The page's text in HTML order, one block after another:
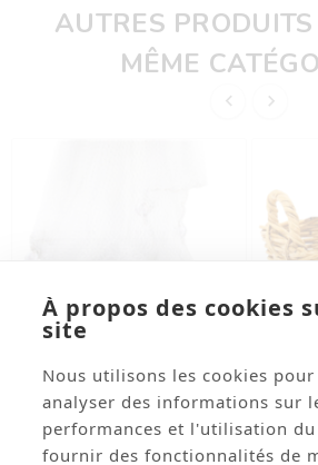
AUTRES
MÊME
 
 
Filet De Pêche Naturel
Avec Coquillages 140 X
À propos des cookies
site
Nous utilisons les cookies
analyser des informations sur
performances et l'utilisation
fournir des fonctionnalités de